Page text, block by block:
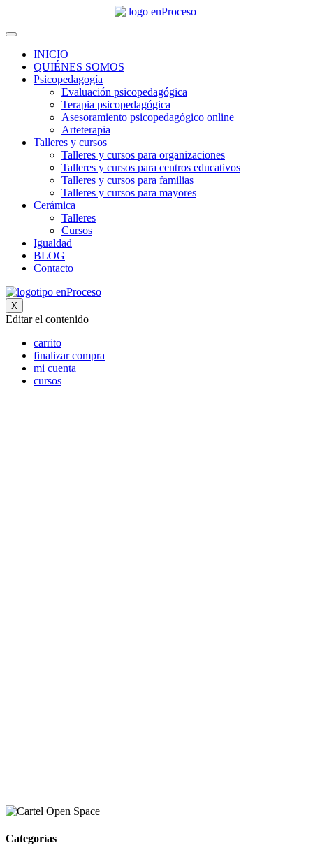
INICIO
QUIÉNES SOMOS
Psicopedagogía
Evaluación psicopedagógica
Terapia psicopedagógica
Asesoramiento psicopedagógico online
Arteterapia
Talleres y cursos
Talleres y cursos para organizaciones
Talleres y cursos para centros educativos
Talleres y cursos para familias
Talleres y cursos para mayores
Cerámica
Talleres
Cursos
Igualdad
BLOG
Contacto
X
Editar el contenido
carrito
finalizar compra
mi cuenta
cursos
Categorías